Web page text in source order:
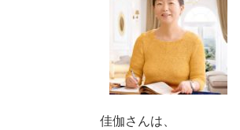
佳伽さんは、